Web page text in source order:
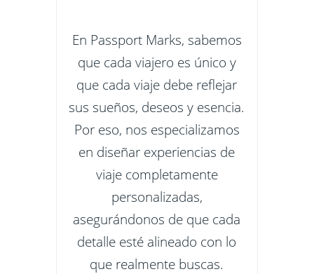
En Passport Marks, sabemos
que cada viajero es único y
que cada viaje debe reflejar
sus sueños, deseos y esencia.
Por eso, nos especializamos
en diseñar experiencias de
viaje completamente
personalizadas,
asegurándonos de que cada
detalle esté alineado con lo
que realmente buscas.